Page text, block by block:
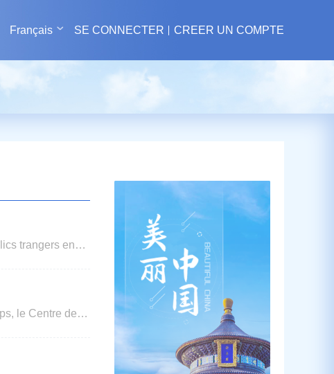
Français SE CONNECTER CREER UN COMPTE
trangers en
le Centre de